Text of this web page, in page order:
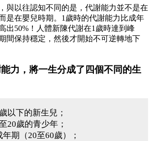
與以往認知不同的是，代謝能力並不是在
是在嬰兒時期。1歲時的代謝能力比成年
出50%！人體新陳代謝在1歲時達到峰
間保持穩定，然後才開始不可逆轉地下
力，將一生分成了四個不同的生
以下的新生兒；
20歲的青少年；
年期（20至60歲）；